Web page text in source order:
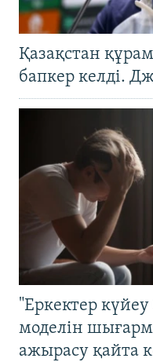
Қазақстан
бапкер келді.
"Еркектер
моделін
ажырасу қайта